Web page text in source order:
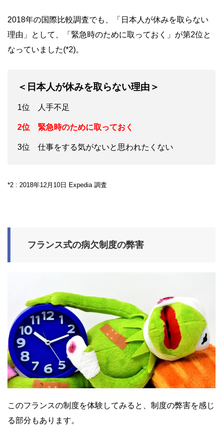
2018年の国際比較調査でも、「日本人が休みを取らない
理由」として、「緊急時のために取っておく」が第2位と
なっていました(*2)。
＜日本人が休みを取らない理由＞
1位 人手不足
2位 緊急時のために取っておく
3位 仕事をする気がないと思われたくない
*2 : 2018年12月10日 Expedia 調査
フランス式の病欠制度の弊害
このフランスの制度を体験してみると、制度の弊害を感じ
る部分もあります。